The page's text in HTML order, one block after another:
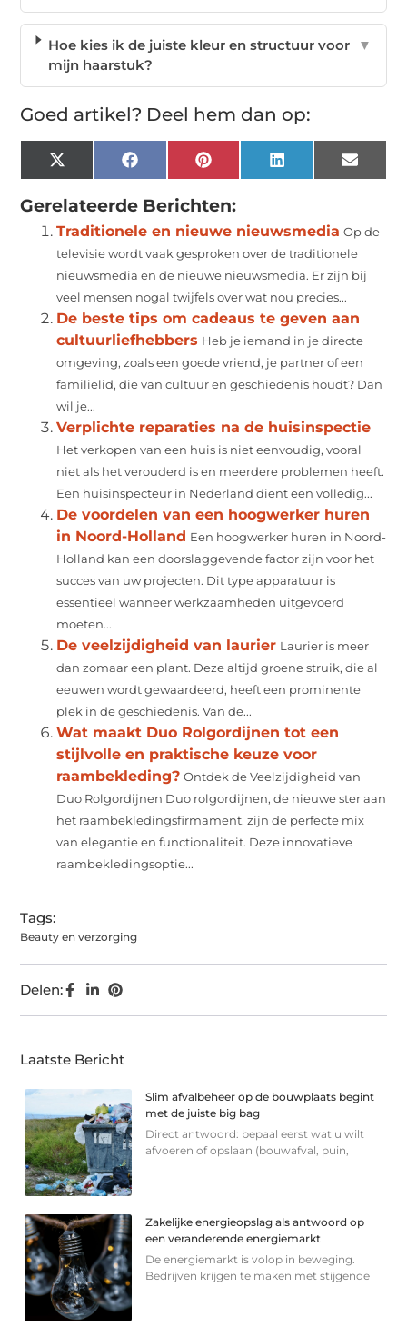
Hoe kies ik de juiste kleur en structuur voor
mijn haarstuk?
▼
Goed artikel? Deel hem dan op:
X
(Twitter)
Facebook Pinterest LinkedIn Email
Gerelateerde Berichten:
Traditionele en nieuwe nieuwsmedia Op de
televisie wordt vaak gesproken over de traditionele
nieuwsmedia en de nieuwe nieuwsmedia. Er zijn bij
veel mensen nogal twijfels over wat nou precies...
De beste tips om cadeaus te geven aan
cultuurliefhebbers Heb je iemand in je directe
omgeving, zoals een goede vriend, je partner of een
familielid, die van cultuur en geschiedenis houdt? Dan
wil je...
Verplichte reparaties na de huisinspectie
Het verkopen van een huis is niet eenvoudig, vooral
niet als het verouderd is en meerdere problemen heeft.
Een huisinspecteur in Nederland dient een volledig...
De voordelen van een hoogwerker huren
in Noord-Holland Een hoogwerker huren in Noord-
Holland kan een doorslaggevende factor zijn voor het
succes van uw projecten. Dit type apparatuur is
essentieel wanneer werkzaamheden uitgevoerd
moeten...
De veelzijdigheid van laurier Laurier is meer
dan zomaar een plant. Deze altijd groene struik, die al
eeuwen wordt gewaardeerd, heeft een prominente
plek in de geschiedenis. Van de...
Wat maakt Duo Rolgordijnen tot een
stijlvolle en praktische keuze voor
raambekleding? Ontdek de Veelzijdigheid van
Duo Rolgordijnen Duo rolgordijnen, de nieuwe ster aan
het raambekledingsfirmament, zijn de perfecte mix
van elegantie en functionaliteit. Deze innovatieve
raambekledingsoptie...
Tags:
Beauty en verzorging
Delen:
Laatste Bericht
Slim afvalbeheer op de bouwplaats begint
met de juiste big bag
Direct antwoord: bepaal eerst wat u wilt
afvoeren of opslaan (bouwafval, puin,
Zakelijke energieopslag als antwoord op
een veranderende energiemarkt
De energiemarkt is volop in beweging.
Bedrijven krijgen te maken met stijgende